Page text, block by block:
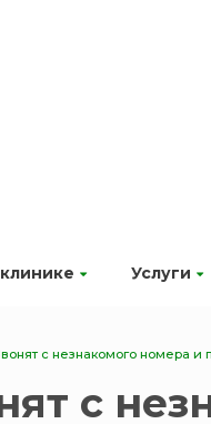
Услуги
с незнакомого номера и
с